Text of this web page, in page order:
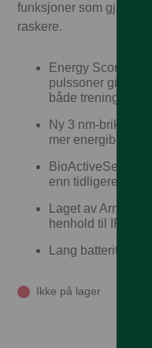
funksjoner som gjør alt
raskere.
Energy Score,
pulssoner gir
både treningen og
Ny 3 nm-brikke
mer
enn tidligere
Laget av Armor
henhold til IP68-
Lang batteritid på
Ikke på lager